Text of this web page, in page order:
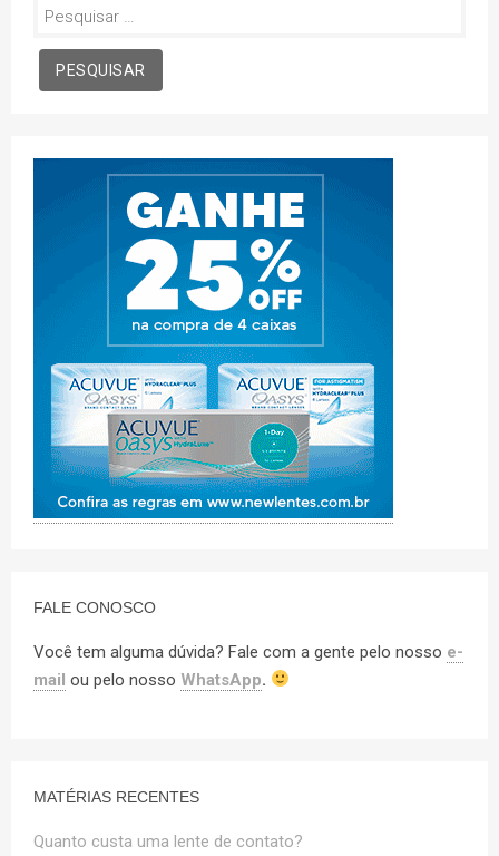
Pesquisar
FALE CONOSCO
Você tem alguma dúvida? Fale com a gente pelo nosso e-
mail ou pelo nosso WhatsApp.
MATÉRIAS RECENTES
Quanto custa uma lente de contato?